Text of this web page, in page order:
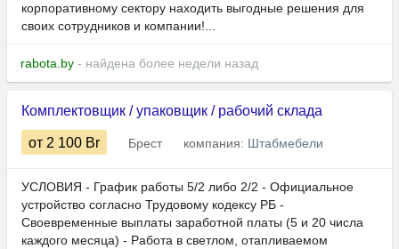
корпоративному сектору находить выгодные решения для
своих сотрудников и компании!...
rabota.by - найдена более недели назад
Комплектовщик / упаковщик / рабочий склада
от 2 100 Br Брест компания: Штабмебели
УСЛОВИЯ - График работы 5/2 либо 2/2 - Официальное
устройство согласно Трудовому кодексу РБ -
Своевременные выплаты заработной платы (5 и 20 числа
каждого месяца) - Работа в светлом, отапливаемом